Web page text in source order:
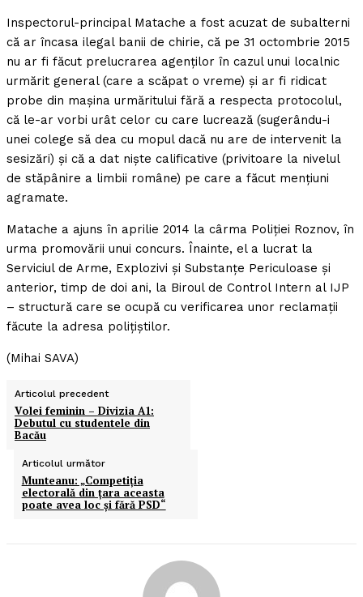
Inspectorul-principal Matache a fost acuzat de subalterni
că ar încasa ilegal banii de chirie, că pe 31 octombrie 2015
nu ar fi făcut prelucrarea agenţilor în cazul unui localnic
urmărit general (care a scăpat o vreme) şi ar fi ridicat
probe din maşina urmăritului fără a respecta protocolul,
că le-ar vorbi urât celor cu care lucrează (sugerându-i
unei colege să dea cu mopul dacă nu are de intervenit la
sesizări) şi că a dat nişte calificative (privitoare la nivelul
de stăpânire a limbii române) pe care a făcut menţiuni
agramate.
Matache a ajuns în aprilie 2014 la cârma Poliţiei Roznov, în
urma promovării unui concurs. Înainte, el a lucrat la
Serviciul de Arme, Explozivi şi Substanţe Periculoase şi
anterior, timp de doi ani, la Biroul de Control Intern al IJP
– structură care se ocupă cu verificarea unor reclamaţii
făcute la adresa poliţiştilor.
(Mihai SAVA)
Articolul precedent
Volei feminin – Divizia A1:
Debutul cu studentele din
Bacău
Articolul următor
Munteanu: „Competiţia
electorală din ţara aceasta
poate avea loc şi fără PSD“